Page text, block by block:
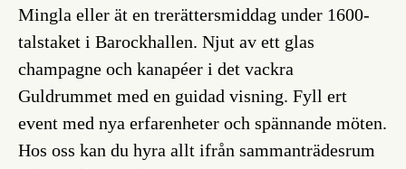
Mingla eller ät en trerättersmiddag under 1600-
talstaket i Barockhallen. Njut av ett glas
champagne och kanapéer i det vackra
Guldrummet med en guidad visning. Fyll ert
event med nya erfarenheter och spännande möten.
Hos oss kan du hyra allt ifrån sammanträdesrum